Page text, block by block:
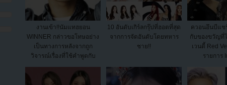
งานเข้า!!นัมแทฮยอน
WINNER กล่าวขอโทษอย่าง
เป็นทางการหลังจากถูก
วิจารณ์เรื่องที่ใช้คำพูดกับ
แฟนๆ!!
10 อันดับเกิร์ลกรุ๊ปที่ฮอตที่สุด
จากการจัดอันดับโดยทหาร
ชาย!!
ควอนอึนบีแช
กับของขวัญที่
เวนดี้ Red
รายการ